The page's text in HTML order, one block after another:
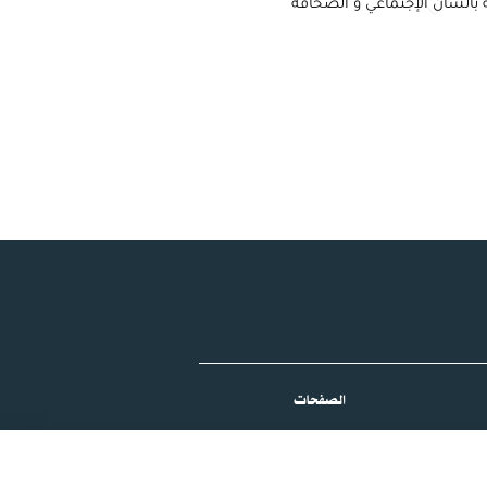
بالشأن الإجتماعي و الصحافة
الصفحات
من نحن